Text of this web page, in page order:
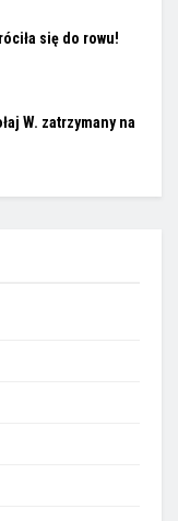
się do rowu!
W. zatrzymany na